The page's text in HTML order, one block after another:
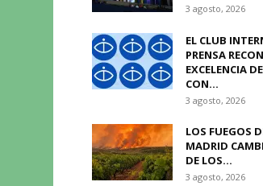
3 agosto, 2026
EL CLUB
PRENSA
EXCELENCIA
CON...
3 agosto, 2026
LOS FUEGOS
MADRID
DE LOS...
3 agosto, 2026